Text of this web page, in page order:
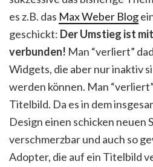
es z.B. das Max Weber Blog
geschickt: Der Umstieg ist
verbunden! Man “verliert”
Widgets, die aber nur inaktiv
werden können. Man
Titelbild. Da es in dem
Design einen schicken neuen
verschmerzbar und auch so
Adopter, die auf ein Titelbild